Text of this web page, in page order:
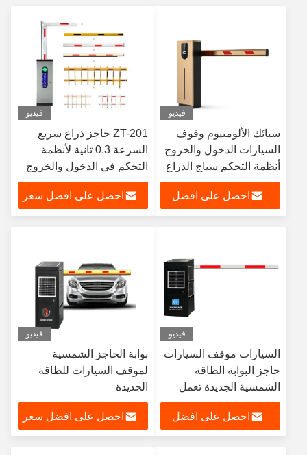
فيديو
سبائك الألومنيوم وقوف
السيارات الدخول والخروج
أنظمة التحكم سياج الذراع
الحاجز بوابة 3s
احصل على افضل
فيديو
ZT-201 حاجز ذراع سريع
السرعة 0.3 ثانية لأنظمة
التحكم في الدخول والخروج
في مواقف السيارات
احصل على افضل سعر
فيديو
السيارات موقف السيارات
حاجز البوابة الطاقة
الشمسية الجديدة تعمل
بالطاقة الشمسية لمبنى
المكاتباحصل على افضل
فيديو
بوابة الحاجز الشمسية
لموقف السيارات للطاقة
الجديدة
احصل على افضل سعر